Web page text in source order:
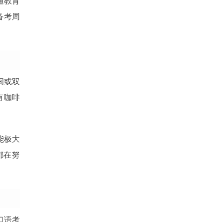
考周
或双
咖啡
极大
在努
语考